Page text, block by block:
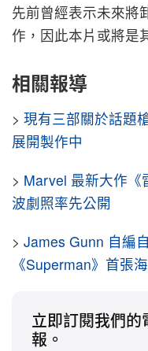
先前曾經表示未來將
作，因此本片或將是
相關報導
> 現有三部關於話題
展開製作中
> Marvel 最新大作《
波劇照率先公開
> James Gunn 自編
《Superman》首張
立即訂閱我們
報。